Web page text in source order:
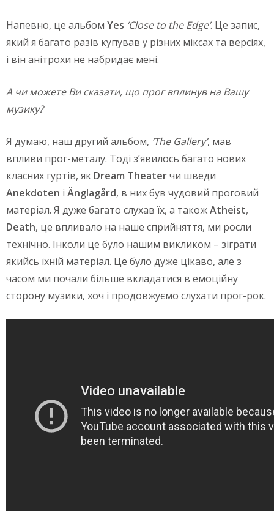
Напевно, це альбом Yes ‘Close to the Edge’. Це запис,
який я багато разів купував у різних міксах та версіях,
і він анітрохи не набридає мені.
А чи можете Ви сказати, що прог вплинув на Вашу
музику?
Я думаю, наш другий альбом, ‘The Gallery’, мав
впливи прог-металу. Тоді з’явилось багато нових
класних гуртів, як Dream Theaterчи шведи
Anekdoten і Änglagård, в них був чудовий проговий
матеріал. Я дуже багато слухав їх, а такожAtheist,
Death, це впливало на наше сприйняття, ми росли
технічно. Інколи це було нашим викликом – зіграти
якийсь їхній матеріал. Це було дуже цікаво, але з
часом ми почали більше вкладатися в емоційну
сторону музики, хоч і продовжуємо слухати прог-рок.